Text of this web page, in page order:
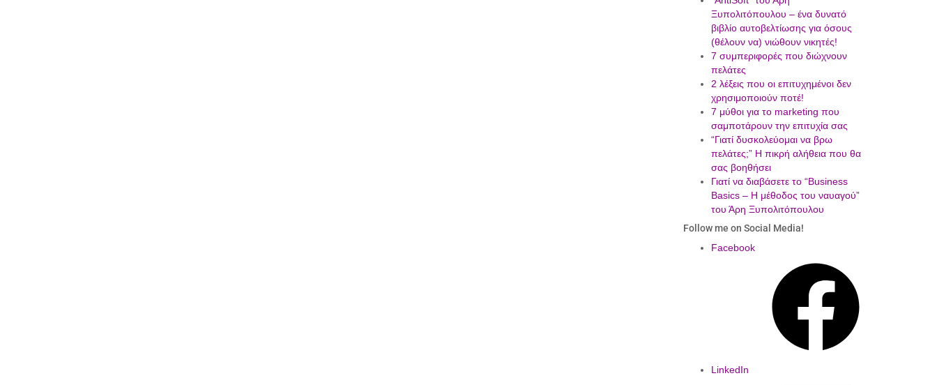
Ξυπολιτόπουλου – ένα δυνατό
βιβλίο αυτοβελτίωσης για όσους
(θέλουν να) νιώθουν νικητές!
7 συμπεριφορές που διώχνουν
πελάτες
2 λέξεις που οι επιτυχημένοι δεν
χρησιμοποιούν ποτέ!
7 μύθοι για το marketing που
σαμποτάρουν την επιτυχία σας
“Γιατί δυσκολεύομαι να βρω
πελάτες;” Η πικρή αλήθεια που θα
σας βοηθήσει
Γιατί να διαβάσετε το “Business
Basics – Η μέθοδος του ναυαγού”
του Άρη Ξυπολιτόπουλου
Follow me on Social Media!
Facebook
LinkedIn